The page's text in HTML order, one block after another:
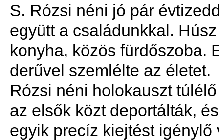
S. Rózsi néni jó pár
együtt a családunkkal.
konyha, közös fürdőszoba.
derűvel szemlélte az életet.
Rózsi néni holokauszt
az elsők közt deportálták,
egyik precíz kiejtést